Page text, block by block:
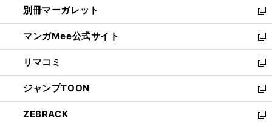
く
で
開
く
ィ
ン
ド
ウ
で
開
く
い
ウ
ィ
ン
ド
ウ
で
開
く
別冊マーガレット
新
し
い
ウ
ィ
ン
ド
ウ
で
マンガMee公式サイト
新
し
い
ウ
ィ
ン
ド
リマコミ
新
し
い
ウ
ィ
ジャンプTOON
新
し
い
ZEBRACK
新